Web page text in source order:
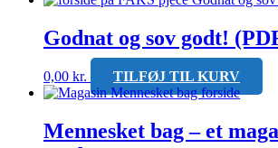
Godnat og sov godt!
0,00 kr. TILFØJ TIL KURV
Mennesket bag – et